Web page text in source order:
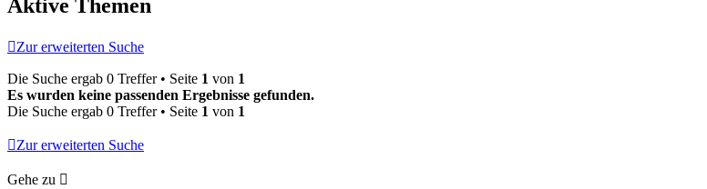
Aktive Themen
Zur erweiterten Suche
Die Suche ergab 0 Treffer • Seite 1 von 1
Es wurden keine passenden Ergebnisse gefunden.
Die Suche ergab 0 Treffer • Seite 1 von 1
Zur erweiterten Suche
Gehe zu